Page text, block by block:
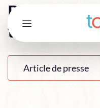
Bruno
tête du
Article de presse